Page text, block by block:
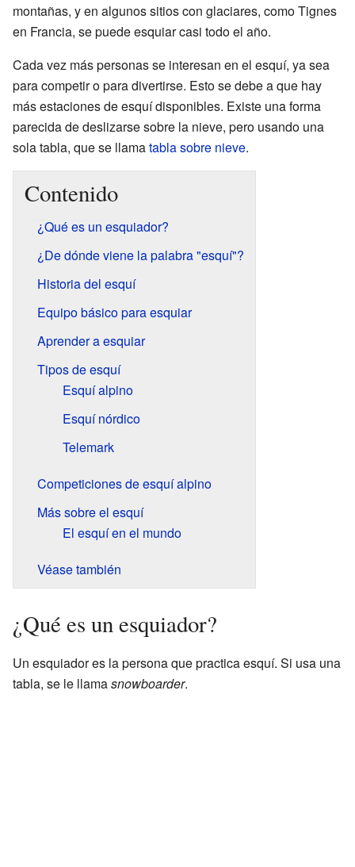
montañas, y en algunos sitios con glaciares, como Tignes
en Francia, se puede esquiar casi todo el año.
Cada vez más personas se interesan en el esquí, ya sea
para competir o para divertirse. Esto se debe a que hay
más estaciones de esquí disponibles. Existe una forma
parecida de deslizarse sobre la nieve, pero usando una
sola tabla, que se llamatabla sobre nieve.
Contenido
¿Qué es un esquiador?
¿De dónde viene la palabra "esquí"?
Historia del esquí
Equipo básico para esquiar
Aprender a esquiar
Tipos de esquí
Esquí alpino
Esquí nórdico
Telemark
Competiciones de esquí alpino
Más sobre el esquí
El esquí en el mundo
Véase también
¿Qué es un esquiador?
Un esquiador es la persona que practica esquí. Si usa una
tabla, se le llamasnowboarder.